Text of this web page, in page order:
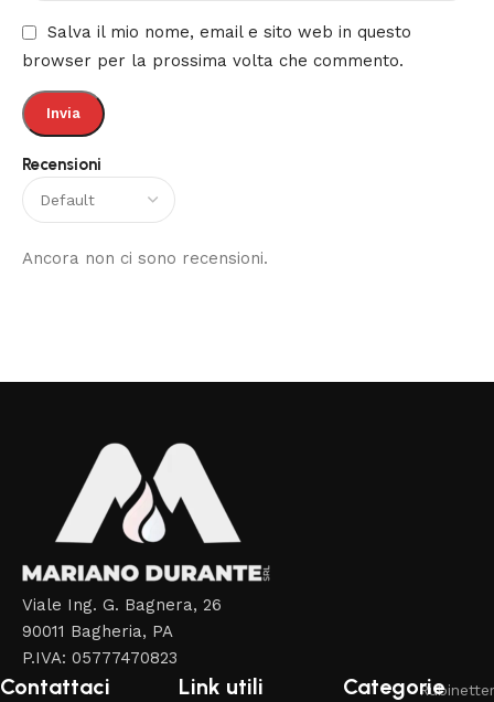
Recensioni
Ancora non ci sono recensioni.
Salva il mio nome, email e sito web in questo
browser per la prossima volta che commento.
Viale Ing. G. Bagnera, 26
90011 Bagheria, PA
P.IVA: 05777470823
Contattaci Link utili
Categorie